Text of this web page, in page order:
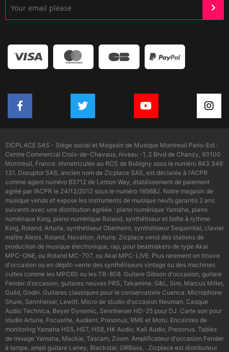
ZICPLACE SAS - Siège social et Magasin de Musique Montreuil Paris-Est :
Centre Commercial Croix-de-Chavaux, niveau -1, 2 Blvd de Chanzy, 93100
Montreuil, France. Immatriculée au RCS de Bobigny sous le numéro 843 346
131. Disruptor SAS, ancien nom de Zicplace SAS, est déclarée à l'ACPR
comme agent numéro 83712 de Lemon Way, établissement de paiement
agréé par l’ACPR le 24/12/2012 sous le numéro 16568J. Notre magasin de
musique vends et expose les instruments de musique neufs garantis 2 ans
suivants avec une distribution agréée : piano numérique Yamaha, piano
numérique Korg, piano numérique Roland, synthétiseur et boîte à rythme
Korg, Roland, Arturia, synthétiseur Oberheim, synthétiseur Sequential, clavier
maître Alesis, Roland, Novation, Arturia. Zicplace vend des stations de
production de musique électronique, rap, pour beatmakers de type Akai
MPC-ONE, ou Roland MC-707, ou Akai MPC-LIVE. Plus rarement on trouve
d'occasion ou en dépôt-vente des synthétiseurs vintage ou des machines
cultes comme les MPC60 ou les TR-808. Guitare Gibson d'occasion, guitare
Fender d'occasion, guitares neuves PRS, Takamine, G&L, Sire, Marcus Miller,
Guild, Godin. Guitares classiques pour le conservatoire Cuenca. Microphone
Shure, Sennheiser, Lewitt. Micro de studio d'occasion Neuman. Casque
Audio Technica, Beyer Dynamic, Sennheiser HD-25 pour DJ. Carte son pour
studio Arturia, Focusrite, Audient, Presonus, RME et Motu. Enceintes de
monitoring Yamaha HS5, HS7, HS8, HK Audio, Kali Audio, Presonus. Tables
de mixage Yamaha, Mackie, Tascam, Zoom. Amplificateur d'occasion Fender
à lampe, ampli guitare Laney, Blackstar, GRBass, . Zicplace est distributeur